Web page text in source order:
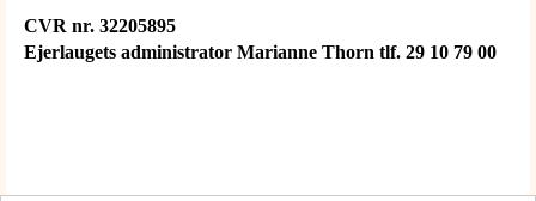
CVR nr. 32205895
Ejerlaugets administrator Marianne Thorn tlf. 29 10 79 00